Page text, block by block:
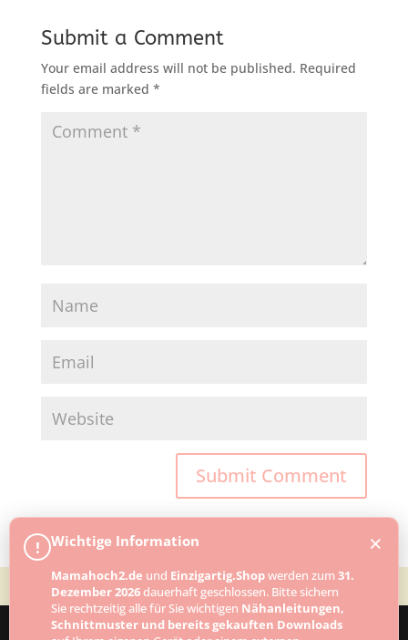
Submit a Comment
Your email address will not be published. Required
fields are marked *
! Wichtige Information
Mamahoch2.de und Einzigartig.Shopwerden zum 31.
Dezember 2026dauerhaft geschlossen. Bitte sichern
Sie rechtzeitig alle für Sie wichtigen Nähanleitungen,
Schnittmuster und bereits gekauften Downloads
×